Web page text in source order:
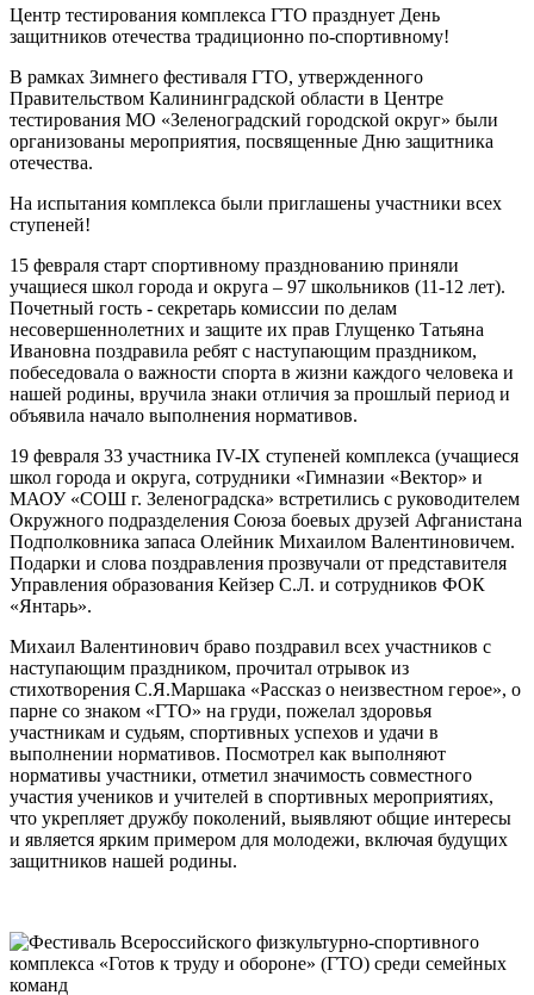
Центр тестирования комплекса ГТО празднует День
защитников отечества традиционно по-спортивному!
В рамках Зимнего фестиваля ГТО, утвержденного
Правительством Калининградской области в Центре
тестирования МО «Зеленоградский городской округ» были
организованы мероприятия, посвященные Дню защитника
отечества.
На испытания комплекса были приглашены участники всех
ступеней!
15 февраля старт спортивному празднованию приняли
учащиеся школ города и округа – 97 школьников (11-12 лет).
Почетный гость - секретарь комиссии по делам
несовершеннолетних и защите их прав Глущенко Татьяна
Ивановна поздравила ребят с наступающим праздником,
побеседовала о важности спорта в жизни каждого человека и
нашей родины, вручила знаки отличия за прошлый период и
объявила начало выполнения нормативов.
19 февраля 33 участника IV-IX ступеней комплекса (учащиеся
школ города и округа, сотрудники «Гимназии «Вектор» и
МАОУ «СОШ г. Зеленоградска» встретились с руководителем
Окружного подразделения Союза боевых друзей Афганистана
Подполковника запаса Олейник Михаилом Валентиновичем.
Подарки и слова поздравления прозвучали от представителя
Управления образования Кейзер С.Л. и сотрудников ФОК
«Янтарь».
Михаил Валентинович браво поздравил всех участников с
наступающим праздником, прочитал отрывок из
стихотворения С.Я.Маршака «Рассказ о неизвестном герое», о
парне со знаком «ГТО» на груди, пожелал здоровья
участникам и судьям, спортивных успехов и удачи в
выполнении нормативов. Посмотрел как выполняют
нормативы участники, отметил значимость совместного
участия учеников и учителей в спортивных мероприятиях,
что укрепляет дружбу поколений, выявляют общие интересы
и является ярким примером для молодежи, включая будущих
защитников нашей родины.